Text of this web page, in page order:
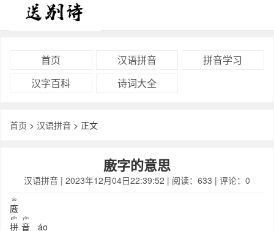
首页 汉语拼音
拼音学习
汉字百科
诗词大全
首页 > 汉语拼音 > 正文
廒字的意思
汉语拼音 | 2023年12月04日22:39:52 | 阅读：633 | 评论：0
廒
áo
拼
pīn
音
yīn
áo